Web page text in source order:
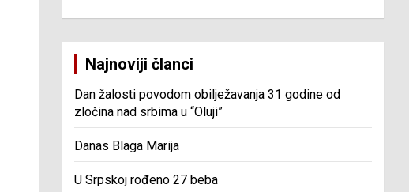
Najnoviji članci
Dan žalosti povodom obilježavanja 31 godine od
zločina nad srbima u “Oluji”
Danas Blaga Marija
U Srpskoj rođeno 27 beba